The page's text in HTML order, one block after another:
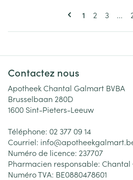
Pages
Vous lisez
1 Page
2 Page
3 ...
Contactez nous
Apotheek Chantal Galmart BVBA
Brusselbaan 280D
1600 Sint-Pieters-Leeuw
Téléphone: 02 377 09 14
Courriel: info@
Numéro de licence: 237707
Pharmacien responsable:
Numéro TVA: BE0880478601